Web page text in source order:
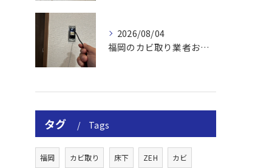
2026/08/04
福岡のカビ取り業者おすすめの選び方と費用
タグ Tags
福岡 カビ取り 床下 ZEH カビ